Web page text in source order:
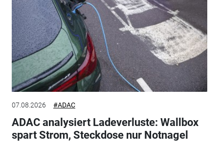
07.08.2026 #ADAC
ADAC analysiert Ladeverluste: Wallbox
spart Strom, Steckdose nur Notnagel